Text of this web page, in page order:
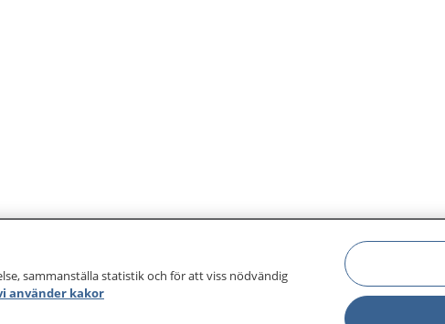
sammanställa statistik och för att viss nödvändig
använder kakor